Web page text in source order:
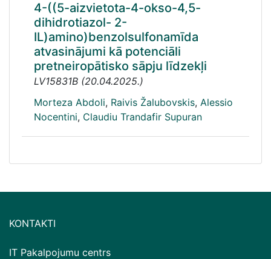
4-((5-aizvietota-4-okso-4,5-
dihidrotiazol- 2-
IL)amino)benzolsulfonamīda
atvasinājumi kā potenciāli
pretneiropātisko sāpju līdzekļi
LV15831B (20.04.2025.)
Morteza Abdoli, Raivis Žalubovskis, Alessio
Nocentini, Claudiu Trandafir Supuran
KONTAKTI
IT Pakalpojumu centrs